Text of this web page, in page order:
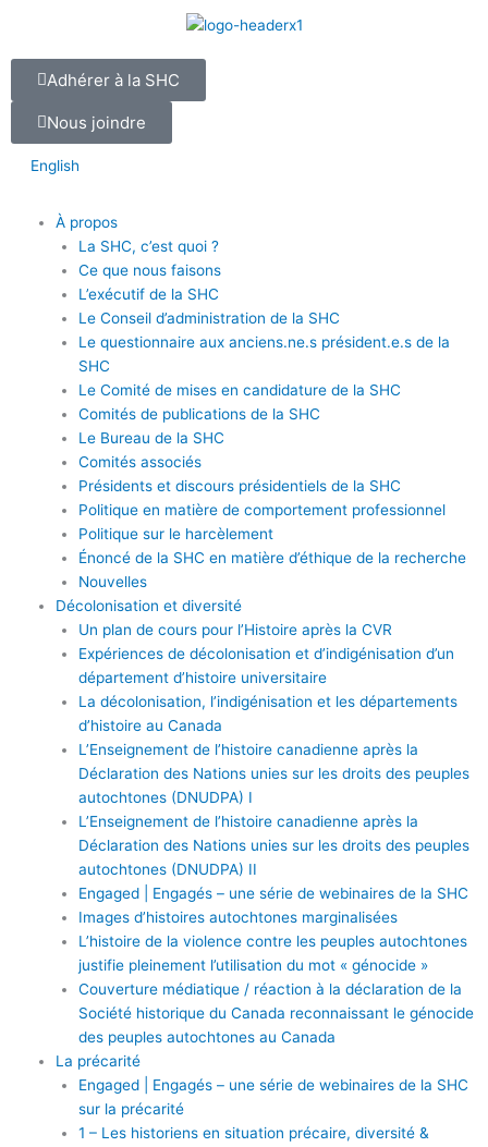
contenu
Adhérer à la SHC
Nous joindre
English
À propos
La SHC, c’est quoi ?
Ce que nous faisons
L’exécutif de la SHC
Le Conseil d’administration de la SHC
Le questionnaire aux anciens.ne.s président.e.s de la
SHC
Le Comité de mises en candidature de la SHC
Comités de publications de la SHC
Le Bureau de la SHC
Comités associés
Présidents et discours présidentiels de la SHC
Politique en matière de comportement professionnel
Politique sur le harcèlement
Énoncé de la SHC en matière d’éthique de la recherche
Nouvelles
Décolonisation et diversité
Un plan de cours pour l’Histoire après la CVR
Expériences de décolonisation et d’indigénisation d’un
département d’histoire universitaire
La décolonisation, l’indigénisation et les départements
d’histoire au Canada
L’Enseignement de l’histoire canadienne après la
Déclaration des Nations unies sur les droits des peuples
autochtones (DNUDPA) I
L’Enseignement de l’histoire canadienne après la
Déclaration des Nations unies sur les droits des peuples
autochtones (DNUDPA) II
Engaged | Engagés – une série de webinaires de la SHC
Images d’histoires autochtones marginalisées
L’histoire de la violence contre les peuples autochtones
justifie pleinement l’utilisation du mot « génocide »
Couverture médiatique / réaction à la déclaration de la
Société historique du Canada reconnaissant le génocide
des peuples autochtones au Canada
La précarité
Engaged | Engagés – une série de webinaires de la SHC
sur la précarité
1 – Les historiens en situation précaire, diversité &